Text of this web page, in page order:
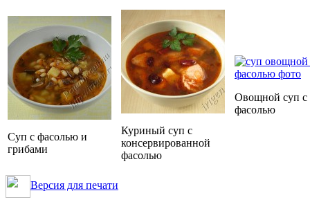
Суп с фасолью и
грибами
Куриный суп с
консервированной
фасолью
Овощной суп с
фасолью
Версия для печати